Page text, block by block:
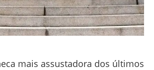
mais assustadora dos últimos